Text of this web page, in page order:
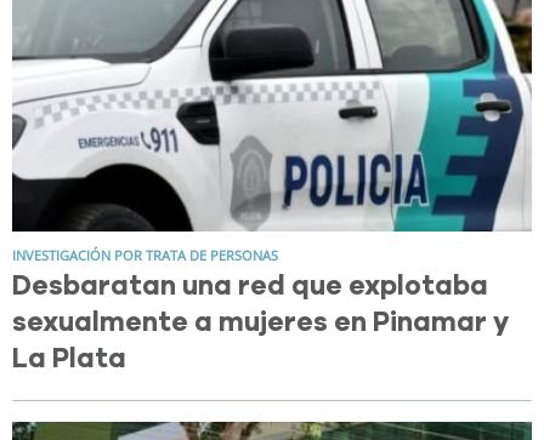
INVESTIGACIÓN POR TRATA DE PERSONAS
Desbaratan una red que explotaba
sexualmente a mujeres en Pinamar y
La Plata